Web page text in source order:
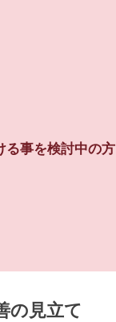
る事を検討中の方
の見立て